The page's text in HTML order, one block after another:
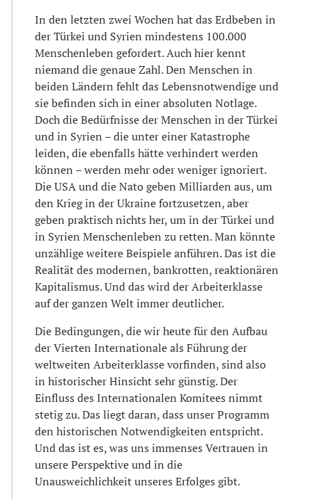
In den letzten zwei Wochen hat das Erdbeben in
der Türkei und Syrien mindestens 100.000
Menschenleben gefordert. Auch hier kennt
niemand die genaue Zahl. Den Menschen in
beiden Ländern fehlt das Lebensnotwendige und
sie befinden sich in einer absoluten Notlage.
Doch die Bedürfnisse der Menschen in der Türkei
und in Syrien – die unter einer Katastrophe
leiden, die ebenfalls hätte verhindert werden
können – werden mehr oder weniger ignoriert.
Die USA und die Nato geben Milliarden aus, um
den Krieg in der Ukraine fortzusetzen, aber
geben praktisch nichts her, um in der Türkei und
in Syrien Menschenleben zu retten. Man könnte
unzählige weitere Beispiele anführen. Das ist die
Realität des modernen, bankrotten, reaktionären
Kapitalismus. Und das wird der Arbeiterklasse
auf der ganzen Welt immer deutlicher.
Die Bedingungen, die wir heute für den Aufbau
der Vierten Internationale als Führung der
weltweiten Arbeiterklasse vorfinden, sind also
in historischer Hinsicht sehr günstig. Der
Einfluss des Internationalen Komitees nimmt
stetig zu. Das liegt daran, dass unser Programm
den historischen Notwendigkeiten entspricht.
Und das ist es, was uns immenses Vertrauen in
unsere Perspektive und in die
Unausweichlichkeit unseres Erfolges gibt.